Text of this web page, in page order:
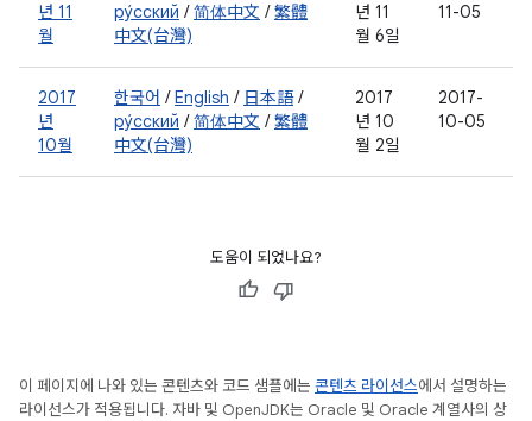
년 11
월
ру́сский /简体中文 /繁體
中文(台灣)
년 11
월 6일
11-05
2017
년
10월
한국어 /English / 日本語/
ру́сский /简体中文 /繁體
中文(台灣)
2017
년 10
월 2일
2017-
10-05
도움이 되었나요?
이 페이지에 나와 있는 콘텐츠와 코드 샘플에는 콘텐츠 라이선스에서 설명하는
라이선스가 적용됩니다. 자바 및 OpenJDK는 Oracle 및 Oracle 계열사의 상